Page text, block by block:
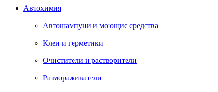
Автохимия
Автошампуни и моющие средства
Клеи и герметики
Очистители и растворители
Размораживатели